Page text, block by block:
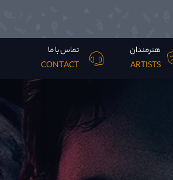
هنرمندان
ARTISTS
تماس با ما
CONTACT